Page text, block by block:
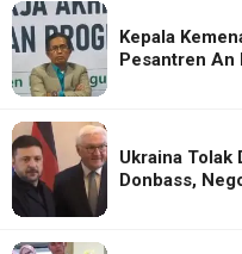
Kepala
Pesantren An
Ukraina Tolak
Donbass,